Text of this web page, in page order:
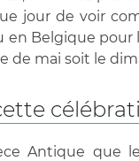
jour de voir
en Belgique
mai soit le
Antique que